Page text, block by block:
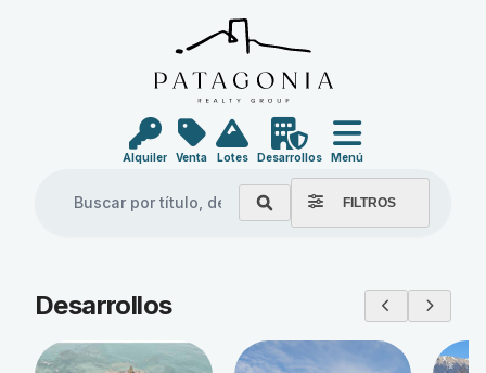
Alquiler Venta Lotes Desarrollos Menú
FILTROS
Explore our properties
Desarrollos